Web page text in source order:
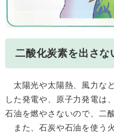
二酸化炭素を出さな
太陽光や太陽熱、風力な
した発電や、原子力発電は
石油を燃やさないので、二
また、石炭や石油を使う